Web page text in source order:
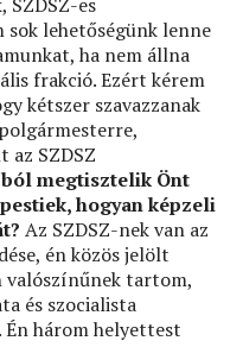
sok lehetőségünk lenne
ha nem állna
frakció. Ezért kérem
kétszer szavazzanak
az SZDSZ
megtisztelik Önt
hogyan képzeli
Az SZDSZ-nek van az
én közös jelölt
valószínűnek tartom,
és szocialista
Én három helyettest